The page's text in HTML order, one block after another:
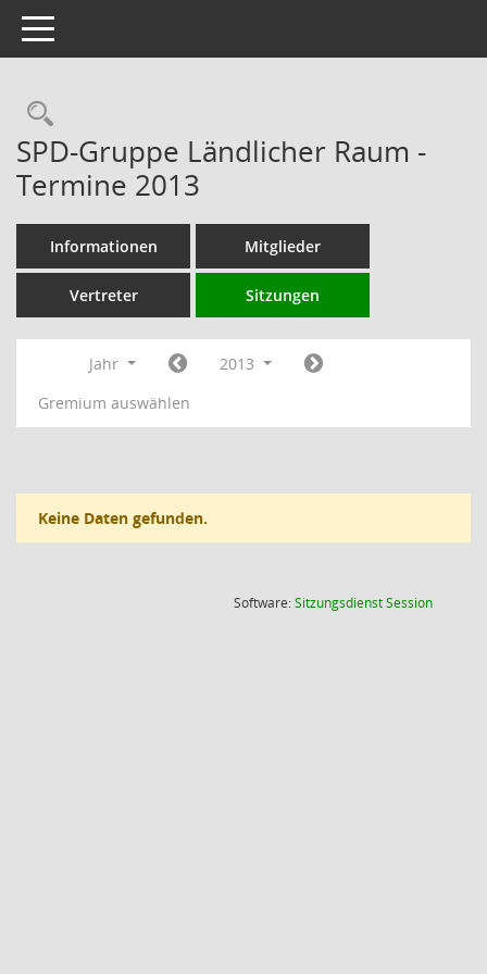
Toggle navigation
Rechercheauswahl
SPD-Gruppe Ländlicher Raum -
Termine 2013
Informationen Mitglieder
Vertreter Sitzungen
Jahr
2013
Gremium auswählen
Keine Daten gefunden.
Software:SitzungsdienstSession(Wird in